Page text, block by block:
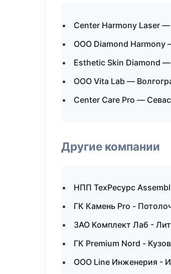
Center Harmony Laser —
ООО Diamond Harmony
Esthetic Skin Diamond
ООО Vita Lab —
Center Care Pro —
Другие компании
НПП ТехРесурс
ГК Камень Pro -
ЗАО Комплект Лаб -
ГК Premium Nord -
ООО Line Инженерия -